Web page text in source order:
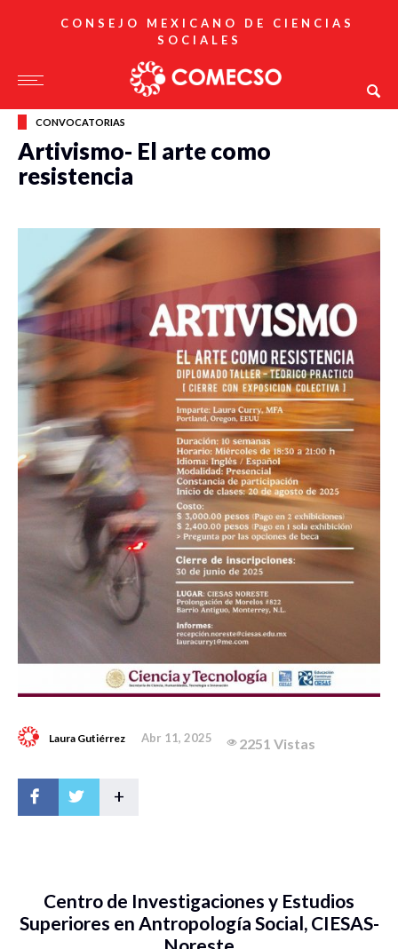
CONSEJO MEXICANO DE CIENCIAS
SOCIALES
CONVOCATORIAS
Artivismo- El arte como
resistencia
Laura Gutiérrez Abr 11, 2025 2251 Vistas
+
Centro de Investigaciones y Estudios
Superiores en Antropología Social, CIESAS-